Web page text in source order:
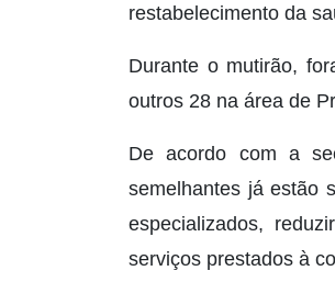
restabelecimento da
Durante o mutirão,
outros 28 na área de
De acordo com a
semelhantes já estão
especializados,
serviços prestados à